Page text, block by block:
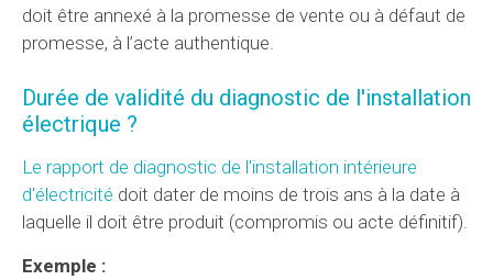
doit être annexé à la promesse de vente ou à défaut de
promesse, à l’acte authentique.
Durée de validité du diagnostic de l'installation
électrique ?
Le rapport de diagnostic de l'installation intérieure
d'électricité doit dater de moins de trois ans à la date à
laquelle il doit être produit (compromis ou acte définitif).
Exemple :